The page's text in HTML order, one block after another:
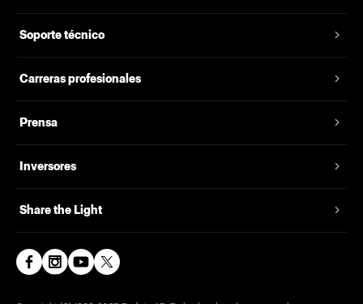
Soporte técnico
Carreras profesionales
Prensa
Inversores
Share the Light